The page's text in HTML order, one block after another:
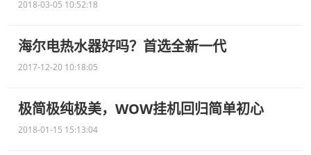
2018-03-05 10:52:18
海尔电热水器好吗？首选全新一代
2017-12-20 10:18:05
极简极纯极美，WOW挂机回归简单初心
2018-01-15 15:13:04